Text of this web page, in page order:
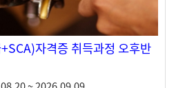
자격증 취득과정 오후반